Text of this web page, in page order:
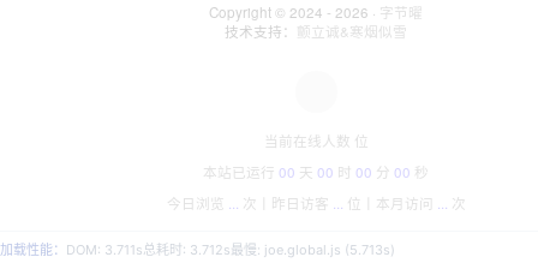
Copyright © 2024 - 2026 · 字节曜
技术支持： 颤立诚&寒烟似雪
当前在线人数 位
本站已运行 00 天 00 时 00 分 00 秒
今日浏览
次丨 昨日访客 位丨 本月访问 次
加载性能： DOM: 3.711s总耗时: 3.712s最慢: joe.global.js (5.713s)